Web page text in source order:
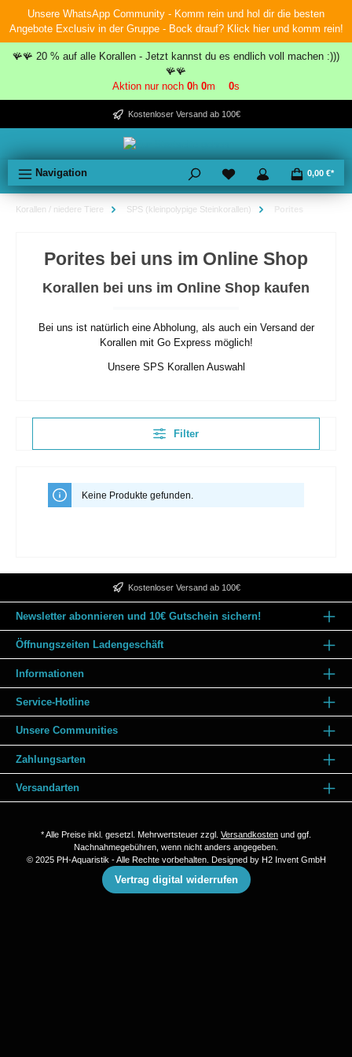
springen
Unsere WhatsApp Community - Komm rein und hol dir die besten
Angebote Exclusiv in der Gruppe - Bock drauf? Klick hier und komm rein!
🪸🪸 20 % auf alle Korallen - Jetzt kannst du es endlich voll machen :)))
🪸🪸
Aktion nur noch 0h 0m 0s
Kostenloser Versand ab 100€
Navigation 0,00 €*
Korallen / niedere Tiere SPS (kleinpolypige Steinkorallen) Porites
Porites bei uns im Online Shop
Korallen bei uns im Online Shop kaufen
Bei uns ist natürlich eine Abholung, als auch ein Versand der
Korallen mit Go Express möglich!
Unsere SPS Korallen Auswahl
Filter
Keine Produkte gefunden.
Kostenloser Versand ab 100€
Newsletter abonnieren und 10€ Gutschein sichern!
Öffnungszeiten Ladengeschäft
Informationen
Service-Hotline
Unsere Communities
Zahlungsarten
Versandarten
* Alle Preise inkl. gesetzl. Mehrwertsteuer zzgl. Versandkosten und ggf.
Nachnahmegebühren, wenn nicht anders angegeben.
© 2025 PH-Aquaristik - Alle Rechte vorbehalten. Designed by H2 Invent GmbH
Vertrag digital widerrufen